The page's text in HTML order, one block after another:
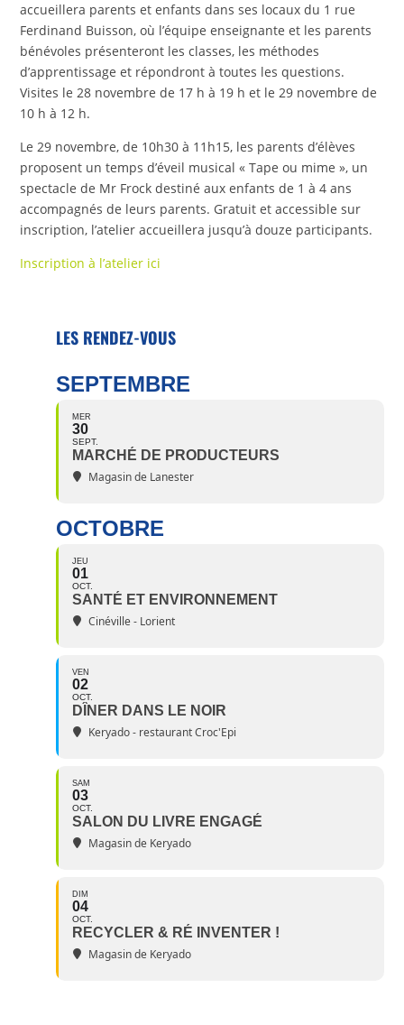
accueillera parents et enfants dans ses locaux du 1 rue
Ferdinand Buisson, où l’équipe enseignante et les parents
bénévoles présenteront les classes, les méthodes
d’apprentissage et répondront à toutes les questions.
Visites le 28 novembre de 17 h à 19 h et le 29 novembre de
10 h à 12 h.
Le 29 novembre, de 10h30 à 11h15, les parents d’élèves
proposent un temps d’éveil musical « Tape ou mime », un
spectacle de Mr Frock destiné aux enfants de 1 à 4 ans
accompagnés de leurs parents. Gratuit et accessible sur
inscription, l’atelier accueillera jusqu’à douze participants.
Inscription à l’atelier ici
LES RENDEZ-VOUS
SEPTEMBRE
MER
30
SEPT.
MARCHÉ DE PRODUCTEURS
Magasin de Lanester
OCTOBRE
JEU
01
OCT.
SANTÉ ET ENVIRONNEMENT
Cinéville - Lorient
VEN
02
OCT.
DÎNER DANS LE NOIR
Keryado - restaurant Croc'Epi
SAM
03
OCT.
SALON DU LIVRE ENGAGÉ
Magasin de Keryado
DIM
04
OCT.
RECYCLER & RÉ INVENTER !
Magasin de Keryado